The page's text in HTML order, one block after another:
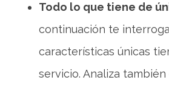
Todo lo que tiene de
continuación te
características únicas
servicio. Analiza